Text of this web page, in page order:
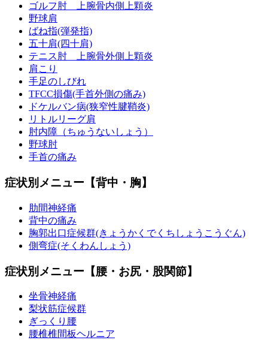
ゴルフ肘 上腕骨内側上顆炎
野球肩
ばね指(弾発指)
五十肩(四十肩)
テニス肘 上腕骨外側上顆炎
肩こり
手足のしびれ
TFCC損傷(手首外側の痛み)
ドケルバン病(狭窄性腱鞘炎)
リトルリーグ肩
肘内障（ちゅうないしょう）
野球肘
手首の痛み
症状別メニュー【背中・胸】
肋間神経痛
背中の痛み
胸郭出口症候群(きょうかくでくちしょうこうぐん)
側弯症(そくわんしょう)
症状別メニュー【腰・お尻・股関節】
坐骨神経痛
梨状筋症候群
ぎっくり腰
腰椎椎間板ヘルニア